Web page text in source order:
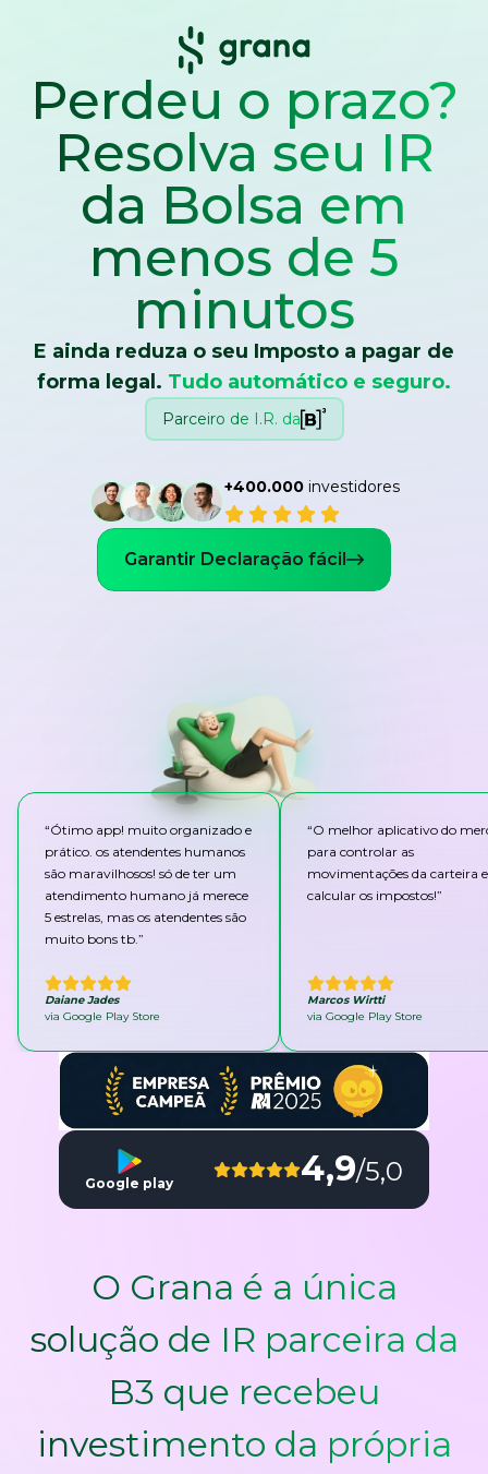
Perdeu o prazo?
Resolva seu IR
da Bolsa em
menos de 5
minutos
E ainda reduza o seu Imposto a pagar de
forma legal. Tudo automático e seguro.
Parceiro de I.R. da
+400.000investidores
Garantir Declaração fácil
“Ótimo app! muito organizado e
prático. os atendentes humanos
são maravilhosos! só de ter um
atendimento humano já merece
5 estrelas, mas os atendentes são
muito bons tb.”
Daiane Jades
via Google Play Store
“O melhor aplicativo do
para controlar as
movimentações da carteira e
calcular os impostos!”
Marcos Wirtti
via Google Play Store
Google play 4,9/5,0
O Grana é a única
solução de IR parceira da
B3 que recebeu
investimento da própria